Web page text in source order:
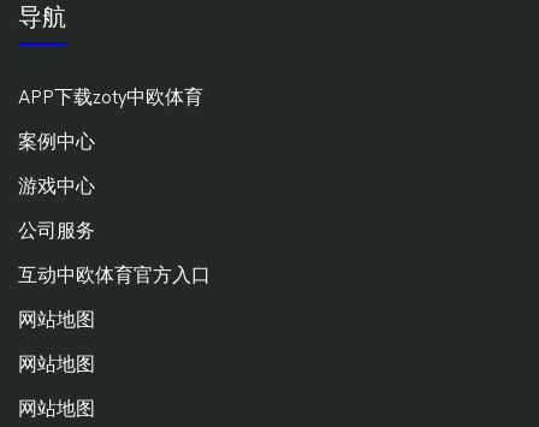
导航
APP下载zoty中欧体育
案例中心
游戏中心
公司服务
互动中欧体育官方入口
网站地图
网站地图
网站地图